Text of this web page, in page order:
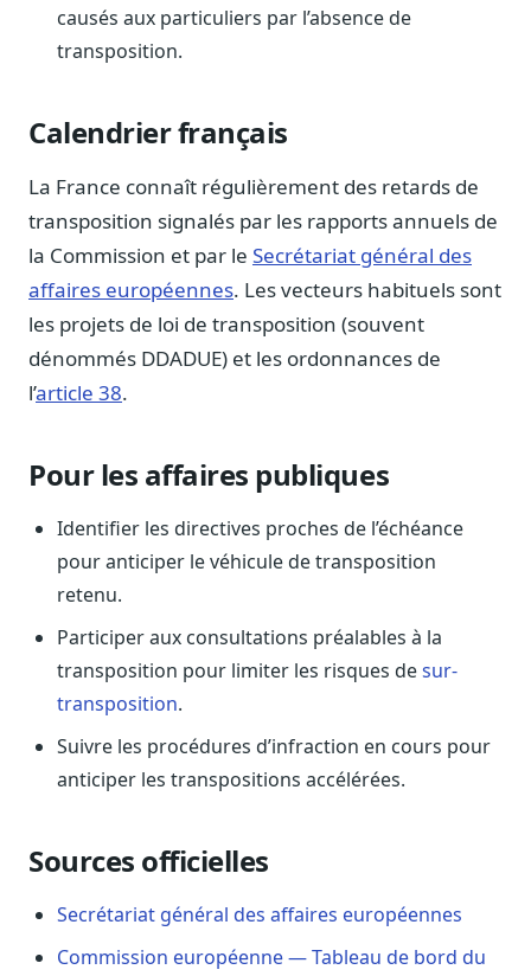
Lexique parlementaire
1027 termes expliqués
Sources couvertes
Nouveautés produit
Le changelog mensuel
Ils utilisent Legiwatch
Public Sénat, ONG, cabinets
Qui sommes-nous
Hébergement européen, RGPD
Presse
Kit média, contacts
causés aux particuliers par l’absence de
transposition.
Calendrier français
La France connaît régulièrement des retards de
transposition signalés par les rapports annuels de
la Commission et par le Secrétariat général des
affaires européennes. Les vecteurs habituels sont
les projets de loi de transposition (souvent
dénommés DDADUE) et les ordonnances de
l’article 38.
Pour les affaires publiques
Identifier les directives proches de l’échéance
pour anticiper le véhicule de transposition
retenu.
Participer aux consultations préalables à la
transposition pour limiter les risques desur-
transposition.
Suivre les procédures d’infraction en cours pour
anticiper les transpositions accélérées.
Sources officielles
Secrétariat général des affaires européennes
Commission européenne — Tableau de bord du